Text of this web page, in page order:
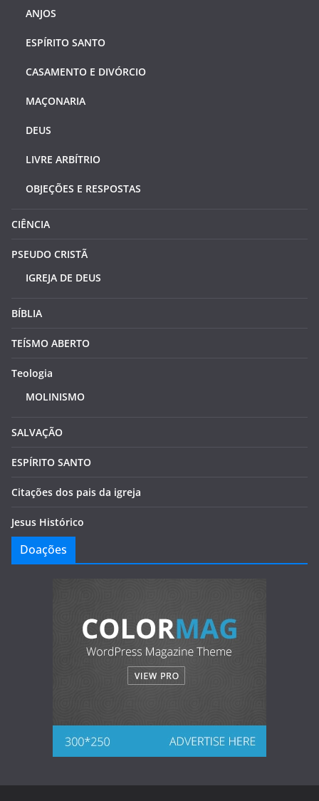
ANJOS
ESPÍRITO SANTO
CASAMENTO E DIVÓRCIO
MAÇONARIA
DEUS
LIVRE ARBÍTRIO
OBJEÇÕES E RESPOSTAS
CIÊNCIA
PSEUDO CRISTÃ
IGREJA DE DEUS
BÍBLIA
TEÍSMO ABERTO
Teologia
MOLINISMO
SALVAÇÃO
ESPÍRITO SANTO
Citações dos pais da igreja
Jesus Histórico
Doações